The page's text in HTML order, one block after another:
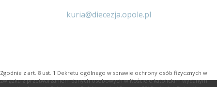
kuria@diecezja.opole.pl
Zgodnie z art. 8 ust. 1 Dekretu ogólnego w sprawie ochrony osób fizycznych w
związku z przetwarzaniem danych osobowych w Kościele katolickim wydanym